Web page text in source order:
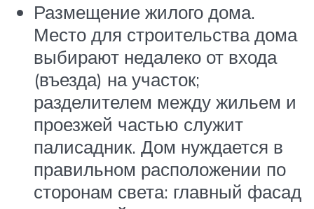
Размещение жилого дома.
Место для строительства дома
выбирают недалеко от входа
(въезда) на участок;
разделителем между жильем и
проезжей частью служит
палисадник. Дом нуждается в
правильном расположении по
сторонам света: главный фасад